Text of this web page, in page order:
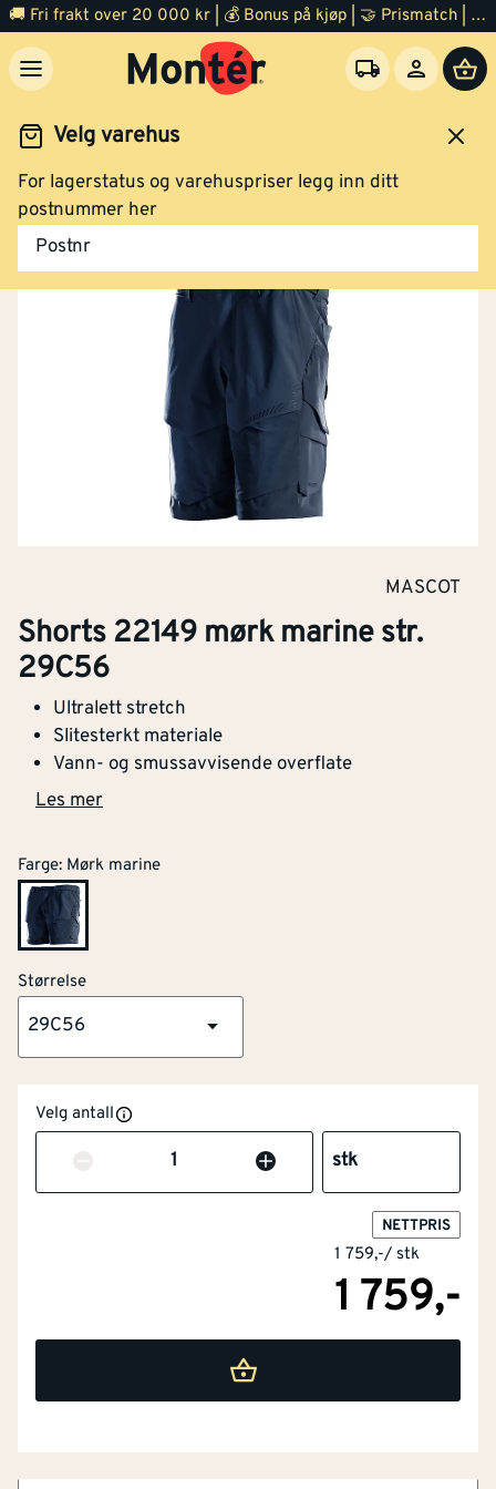
🚚 Fri frakt over 20 000 kr | 💰 Bonus på kjøp | 🤝 Prismatch | ⭐ 100% fornøyd garanti | 🏪 140 byggevarehus
Velg varehus
For lagerstatus og varehuspriser legg inn ditt
postnummer her
Postnr
og verneutstyr
MASCOT
Shorts 22149 mørk marine str.
29C56
Ultralett stretch
Slitesterkt materiale
Vann- og smussavvisende overflate
Les mer
Farge: Mørk marine
Størrelse
29C56
Velg antall
Antall stk
NETTPRIS
1 759,-/ stk
1 759,-
Artikkelnummer
Ultralett stretch